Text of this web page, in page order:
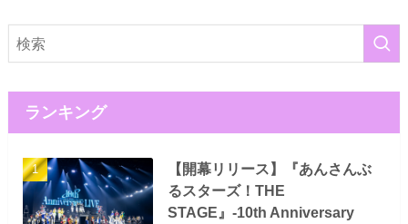
ランキング
【開幕リリース】『あんさんぶ
るスターズ！THE
STAGE』-10th Anniversary